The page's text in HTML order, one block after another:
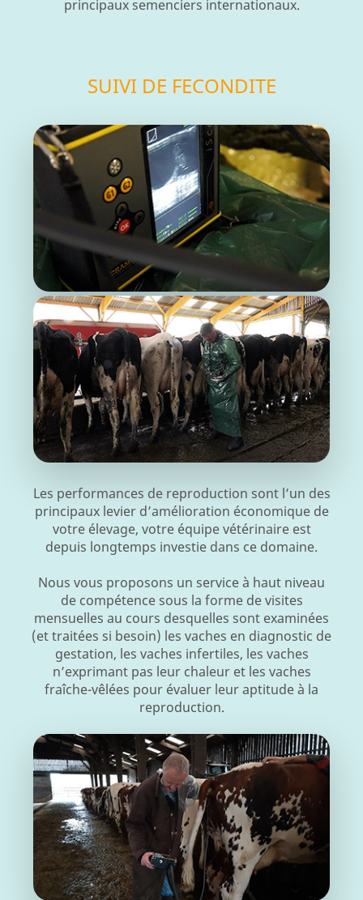
principaux semenciers internationaux.
SUIVI DE FECONDITE
Les performances de reproduction sont l’un des
principaux levier d’amélioration économique de
votre élevage, votre équipe vétérinaire est
depuis longtemps investie dans ce domaine.
Nous vous proposons un service à haut niveau
de compétence sous la forme de visites
mensuelles au cours desquelles sont examinées
(et traitées si besoin) les vaches en diagnostic de
gestation, les vaches infertiles, les vaches
n’exprimant pas leur chaleur et les vaches
fraîche-vêlées pour évaluer leur aptitude à la
reproduction.